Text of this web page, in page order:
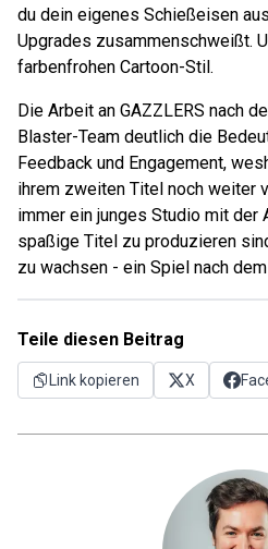
du dein eigenes Schießeisen
Upgrades zusammenschweißt.
farbenfrohen Cartoon-Stil.
Die Arbeit an GAZZLERS nach
Blaster-Team deutlich die
Feedback und Engagement,
ihrem zweiten Titel noch weiter
immer ein junges Studio mit der
spaßige Titel zu produzieren
zu wachsen - ein Spiel nach
Teile diesen Beitrag
Link kopieren X